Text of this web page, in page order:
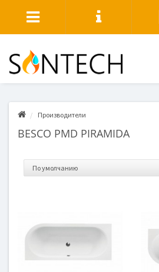
Производители
BESCO PMD PIRAMIDA